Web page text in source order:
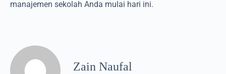
manajemen sekolah Anda mulai hari ini.
Zain Naufal